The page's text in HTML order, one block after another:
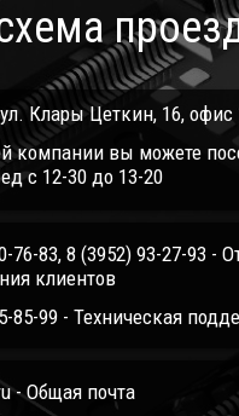
Клары Цеткин, 16, офис
компании вы можете
с 12-30 до 13-20
76-83, 8 (3952) 93-27-93 -
клиентов
85-99 - Техническая
- Общая почта